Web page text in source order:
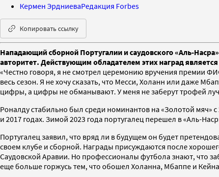
Кермен ЭрдниеваРедакция Forbes
Копировать ссылку
Нападающий сборной Португалии и саудовского «Аль-
авторитет. Действующим обладателем этих наград
«Честно говоря, я не смотрел церемонию вручения премии
весь сезон. Я не хочу сказать, что Месси, Холанн или даже
цифры, а цифры не обманывают. У меня не заберут трофей
Роналду стабильно был среди номинантов на «Золотой мяч» с
и 2017 годах. Зимой 2023 года португалец перешел в «Аль-
Португалец заявил, что вряд ли в будущем он будет
своем клубе и сборной. Награды присуждаются после
Саудовской Аравии. Но профессионалы футбола знают, что
еще больше горжусь тем, что обошел Холанна, Мбаппе и